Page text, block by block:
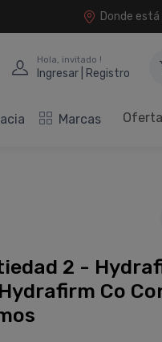
Donde
Hola, invitado !
Ingresar | Registro
Marcas
2 -
Co